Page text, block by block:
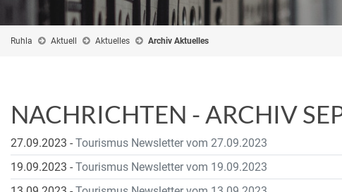
Ruhla Aktuell Aktuelles Archiv Aktuelles
NACHRICHTEN - ARCHIV
27.09.2023 - Tourismus Newsletter vom 27.09.2023
19.09.2023 - Tourismus Newsletter vom 19.09.2023